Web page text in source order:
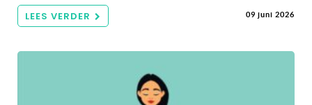
LEES VERDER 09 juni 2026